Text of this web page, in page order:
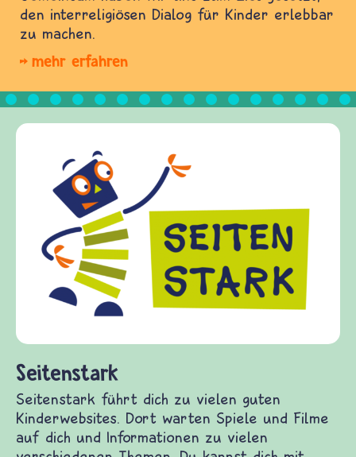
den interreligiösen Dialog für Kinder erlebbar
zu machen.
mehr erfahren
frieden-fragen.de ist
Kinder, Eltern und
Fragen von Krieg
Gewalt informiert
diesem
fragen.de bietet
und Frieden, Streit